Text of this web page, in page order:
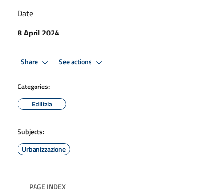
Date :
8 April 2024
Share See actions
Categories:
Edilizia
Subjects:
Urbanizzazione
PAGE INDEX